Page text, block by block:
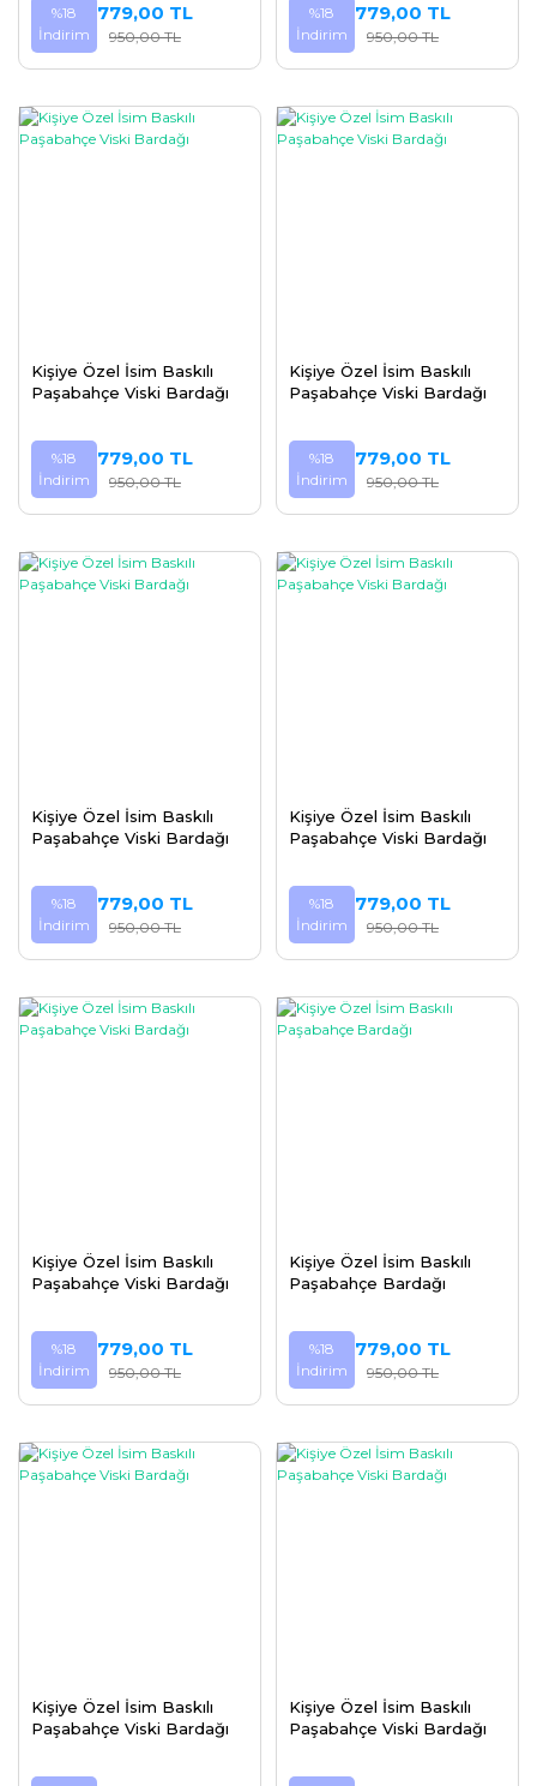
%18
İndirim
779,00 TL
950,00 TL
%18
İndirim
779,00 TL
950,00 TL
Kişiye Özel İsim Baskılı
Paşabahçe Viski Bardağı
%18
İndirim
779,00 TL
950,00 TL
Kişiye Özel İsim Baskılı
Paşabahçe Viski Bardağı
%18
İndirim
779,00 TL
950,00 TL
Kişiye Özel İsim Baskılı
Paşabahçe Viski Bardağı
%18
İndirim
779,00 TL
950,00 TL
Kişiye Özel İsim Baskılı
Paşabahçe Viski Bardağı
%18
İndirim
779,00 TL
950,00 TL
Kişiye Özel İsim Baskılı
Paşabahçe Viski Bardağı
%18
İndirim
779,00 TL
950,00 TL
Kişiye Özel İsim Baskılı
Paşabahçe Bardağı
%18
İndirim
779,00 TL
950,00 TL
Kişiye Özel İsim Baskılı
Paşabahçe Viski Bardağı
Kişiye Özel İsim Baskılı
Paşabahçe Viski Bardağı